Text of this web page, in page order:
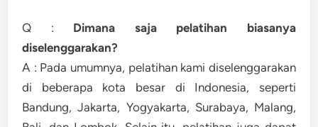
Q : Dimana saja pelatihan biasanya
diselenggarakan?
A : Pada umumnya, pelatihan kami diselenggarakan
di beberapa kota besar di Indonesia, seperti
Bandung, Jakarta, Yogyakarta, Surabaya, Malang,